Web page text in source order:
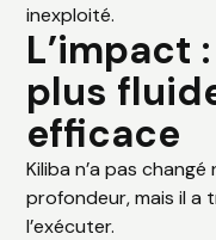
inexploité.
L’impact
plus
efficace
Kiliba n’a pas
profondeur, mais il a
l’exécuter.